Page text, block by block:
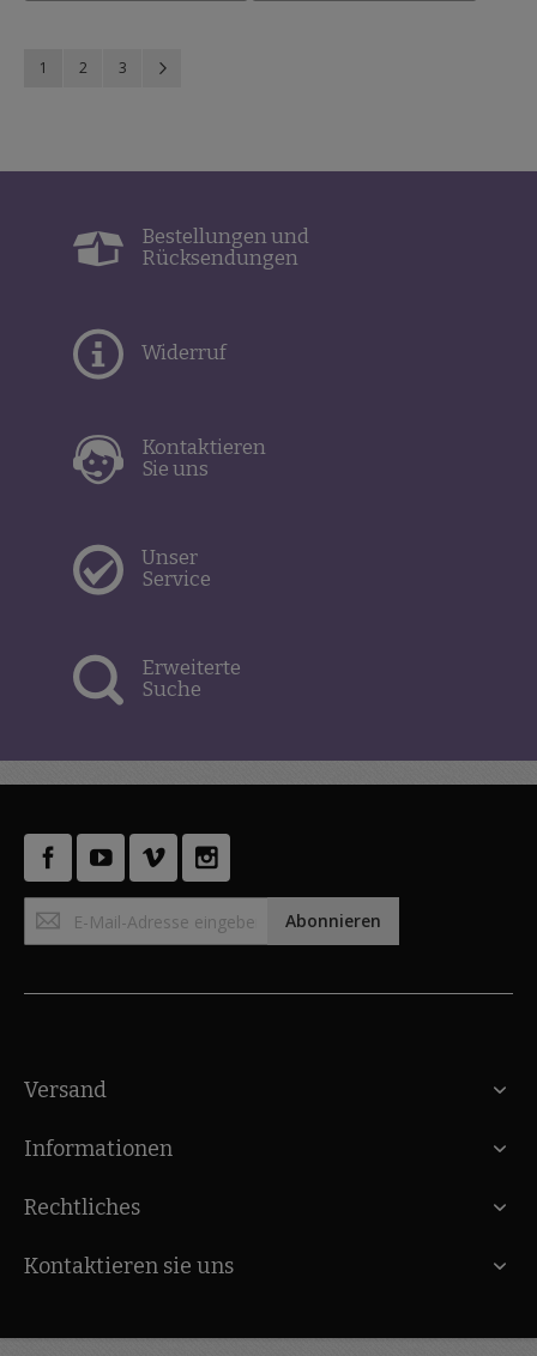
Seite
Sie lesen gerade Seite
1 Seite
2 Seite
3
Bestellungen und
Rücksendungen
Widerruf
Kontaktieren
Sie uns
Unser
Service
Erweiterte
Suche
Anmeldung
zum
Abonnieren
Versand
Informationen
Rechtliches
Kontaktieren sie uns